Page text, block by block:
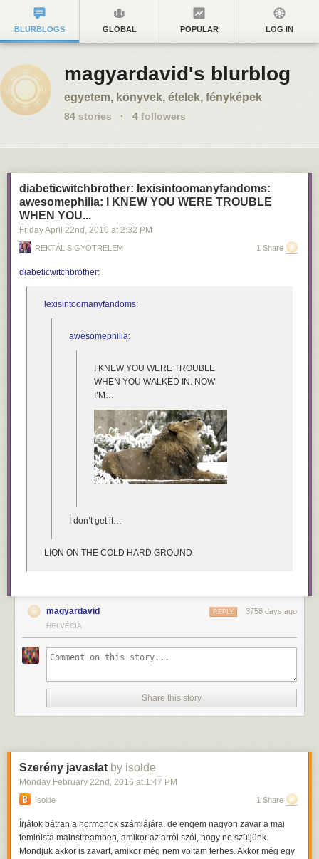
BLURBLOGS GLOBAL POPULAR LOG IN
magyardavid's blurblog
egyetem, könyvek, ételek, fényképek
84 stories · 4 followers
diabeticwitchbrother: lexisintoomanyfandoms:
awesomephilia: I KNEW YOU WERE TROUBLE
WHEN YOU...
Friday April 22nd , 2016 at 2:32 PM
REKTÁLIS GYÖTRELEM 1 Share
diabeticwitchbrother:
lexisintoomanyfandoms:
awesomephilia:
I KNEW YOU WERE TROUBLE
WHEN YOU WALKED IN. NOW
I’M…
I don’t get it…
LION ON THE COLD HARD GROUND
magyardavid 3758 days ago
REPLY
HELVÉCIA
Share this story
Szerény javaslat by isolde
Monday February 22nd , 2016 at 1:47 PM
Isolde 1 Share
Írjátok bátran a hormonok számlájára, de engem nagyon zavar a mai
feminista mainstreamben, amikor az arról szól, hogy ne szüljünk.
Mondjuk akkor is zavart, amikor még nem voltam terhes. Akkor még egy